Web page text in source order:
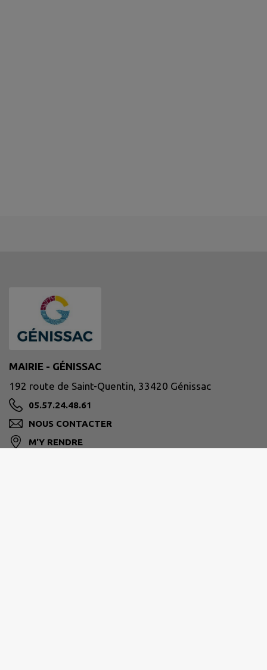
MAIRIE - GÉNISSAC
192 route de Saint-Quentin, 33420 Génissac
05.57.24.48.61
NOUS CONTACTER
M'Y RENDRE